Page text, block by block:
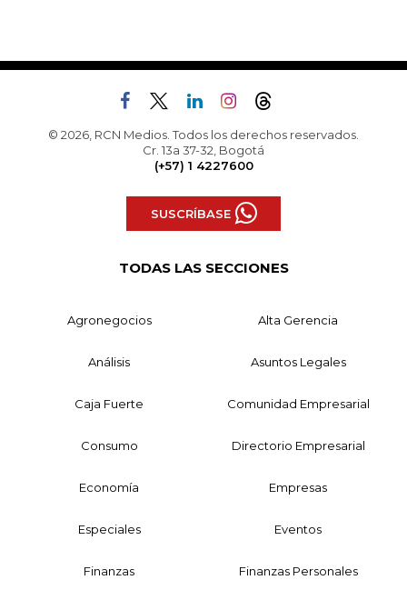
© 2026, RCN Medios. Todos los derechos reservados.
Cr. 13a 37-32, Bogotá
(+57) 1 4227600
SUSCRÍBASE
TODAS LAS SECCIONES
Agronegocios Alta Gerencia
Análisis Asuntos Legales
Caja Fuerte Comunidad Empresarial
Consumo Directorio Empresarial
Economía Empresas
Especiales Eventos
Finanzas Finanzas Personales